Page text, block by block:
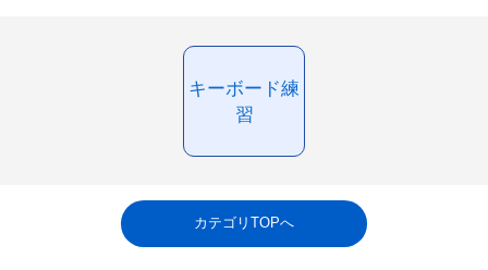
キーボード練
習
カテゴリTOPへ